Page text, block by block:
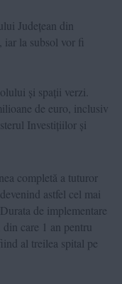
Județean din
iar la subsol vor fi
și spații verzi.
de euro, inclusiv
Investițiilor și
completă a tuturor
astfel cel mai
de implementare
care 1 an pentru
al treilea spital pe